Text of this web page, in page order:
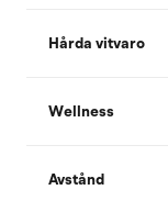
Hårda vitvaro
Wellness
Avstånd